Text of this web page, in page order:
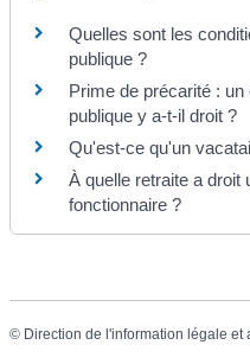
Quelles sont les
publique ?
Prime de précarité :
publique y a-t-il droit ?
Qu'est-ce qu'un
À quelle retraite a droit
fonctionnaire ?
© Direction de l'information légale et